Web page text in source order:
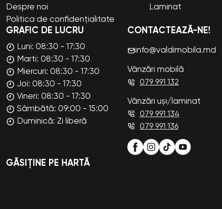
Despre noi
Politica de confidențialitate
Laminat
GRAFIC DE LUCRU
Luni: 08:30 - 17:30
Marti: 08:30 - 17:30
Miercuri: 08:30 - 17:30
Joi: 08:30 - 17:30
Vineri: 08:30 - 17:30
Sâmbătă: 09:00 - 15:00
Duminică: Zi liberă
CONTACTEAZĂ-NE!
info@valdimobila.md
Vânzări mobilă
079 991 132
Vânzări uși/laminat
079 991 134
079 991 136
GĂSIȚINE PE HARTĂ